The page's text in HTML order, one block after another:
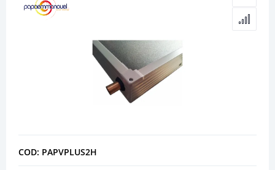
COD: PAPVPLUS2H